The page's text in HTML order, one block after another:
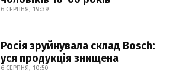
6 СЕРПНЯ, 19:39
Росія зруйнувала склад Bosch:
уся продукція знищена
6 СЕРПНЯ, 10:50